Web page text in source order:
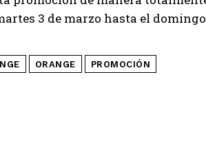
3 de marzo hasta el
ORANGE PROMOCIÓN